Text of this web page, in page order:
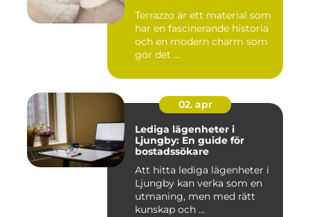
Terrazzo är ett material som
har en fascinerande historia
och en modern charm som
gör det ...
02. apr
Lediga lägenheter i
Ljungby: En guide för
bostadssökare
Att hitta lediga lägenheter i
Ljungby kan verka som en
utmaning, men med rätt
kunskap och ...